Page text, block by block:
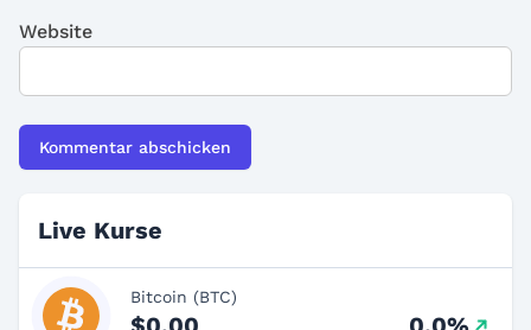
Website
Live Kurse
Bitcoin (BTC)